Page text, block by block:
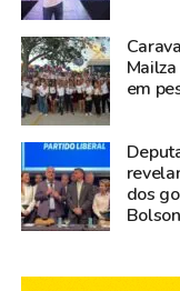
em
dos